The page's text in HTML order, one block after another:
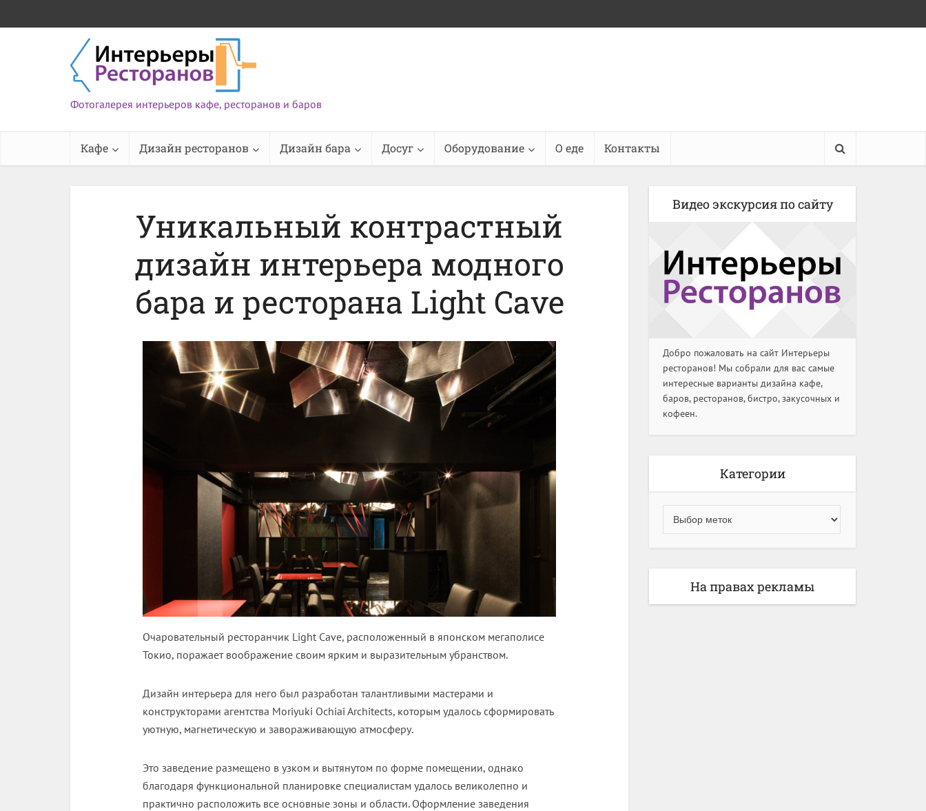
Фотогалерея интерьеров кафе, ресторанов и баров
Кафе Дизайн ресторанов Дизайн бара Досуг Оборудование О еде Контакты
Уникальный контрастный
дизайн интерьера модного
бара и ресторана Light Cave
Очаровательный ресторанчик Light Cave, расположенный в японском мегаполисе
Токио, поражает воображение своим ярким и выразительным убранством.
Дизайн интерьера для него был разработан талантливыми мастерами и
конструкторами агентства Moriyuki Ochiai Architects, которым удалось сформировать
уютную, магнетическую и завораживающую атмосферу.
Это заведение размещено в узком и вытянутом по форме помещении, однако
благодаря функциональной планировке специалистам удалось великолепно и
практично расположить все основные зоны и области. Оформление заведения
Видео экскурсия по сайту
Добро пожаловать на сайт Интерьеры
ресторанов! Мы собрали для вас самые
интересные варианты дизайна кафе,
баров, ресторанов, бистро, закусочных и
кофеен.
Категории
На правах рекламы